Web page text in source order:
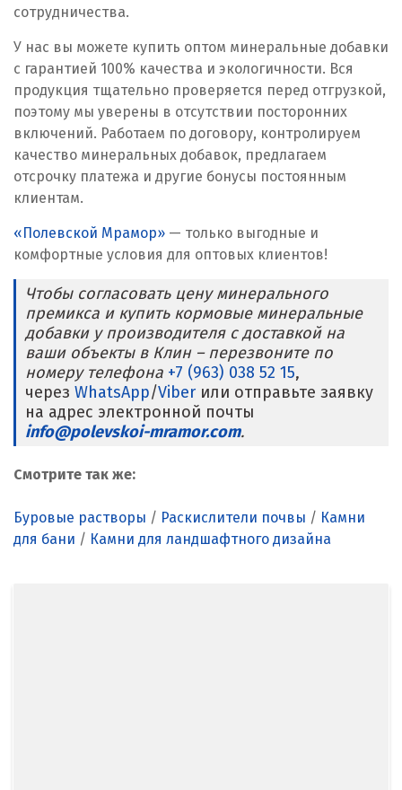
Пятигорск
Р
Раменское
Ревда
Реутов
Рязань
С
Салехард
Самара
Санкт-Петербург
Севастополь
сотрудничества.
У нас вы можете купить оптом минеральные добавки
с гарантией 100% качества и экологичности. Вся
продукция тщательно проверяется перед отгрузкой,
поэтому мы уверены в отсутствии посторонних
включений. Работаем по договору, контролируем
качество минеральных добавок, предлагаем
отсрочку платежа и другие бонусы постоянным
клиентам.
«Полевской Мрамор» — только выгодные и
комфортные условия для оптовых клиентов!
Чтобы согласовать цену минерального
премикса и купить кормовые минеральные
добавки у производителя с доставкой на
ваши объекты в Клин – перезвоните по
номеру телефона +7 (963) 038 52 15,
через WhatsApp/Viber или отправьте заявку
на адрес электронной почты
info@polevskoi-mramor.com.
Смотрите так же:
Буровые растворы / Раскислители почвы / Камни
для бани / Камни для ландшафтного дизайна